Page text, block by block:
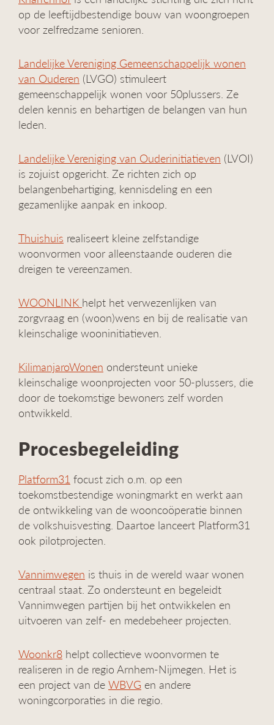
op de leeftijdbestendige bouw van woongroepen
voor zelfredzame senioren.
Landelijke Vereniging Gemeenschappelijk wonen
van Ouderen (LVGO) stimuleert
gemeenschappelijk wonen voor 50plussers. Ze
delen kennis en behartigen de belangen van hun
leden.
Landelijke Vereniging van Ouderinitiatieven (LVOI)
is zojuist opgericht. Ze richten zich op
belangenbehartiging, kennisdeling en een
gezamenlijke aanpak en inkoop.
Thuishuis realiseert kleine zelfstandige
woonvormen voor alleenstaande ouderen die
dreigen te vereenzamen.
WOONLINK helpt het verwezenlijken van
zorgvraag en (woon)wens en bij de realisatie van
kleinschalige wooninitiatieven.
KilimanjaroWonen ondersteunt unieke
kleinschalige woonprojecten voor 50-plussers, die
door de toekomstige bewoners zelf worden
ontwikkeld.
Procesbegeleiding
Platform31 focust zich o.m. op een
toekomstbestendige woningmarkt en werkt aan
de ontwikkeling van de wooncoöperatie binnen
de volkshuisvesting. Daartoe lanceert Platform31
ook pilotprojecten.
Vannimwegen is thuis in de wereld waar wonen
centraal staat. Zo ondersteunt en begeleidt
Vannimwegen partijen bij het ontwikkelen en
uitvoeren van zelf- en medebeheer projecten.
Woonkr8 helpt collectieve woonvormen te
realiseren in de regio Arnhem-Nijmegen. Het is
een project van de WBVG en andere
woningcorporaties in die regio.